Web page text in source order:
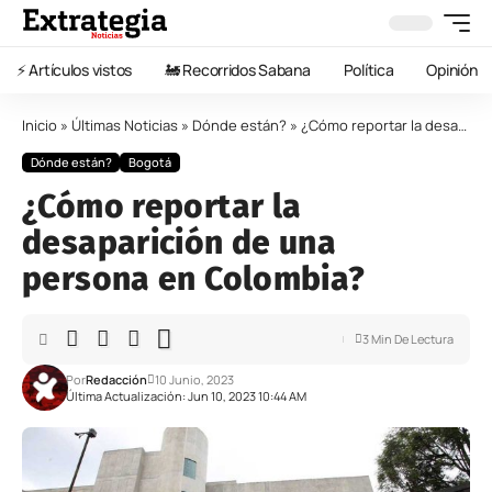
⚡️ Artículos vistos 🚂 Recorridos Sabana Política Opinión
Inicio » Últimas Noticias » Dónde están? » ¿Cómo reportar la desaparición de una persona en Colombia?
Dónde están? Bogotá
¿Cómo reportar la
desaparición de una
persona en Colombia?
Última Actualización: Jun 10, 2023 10:44 AM
PorRedacción 10 Junio, 2023
3 Min De Lectura